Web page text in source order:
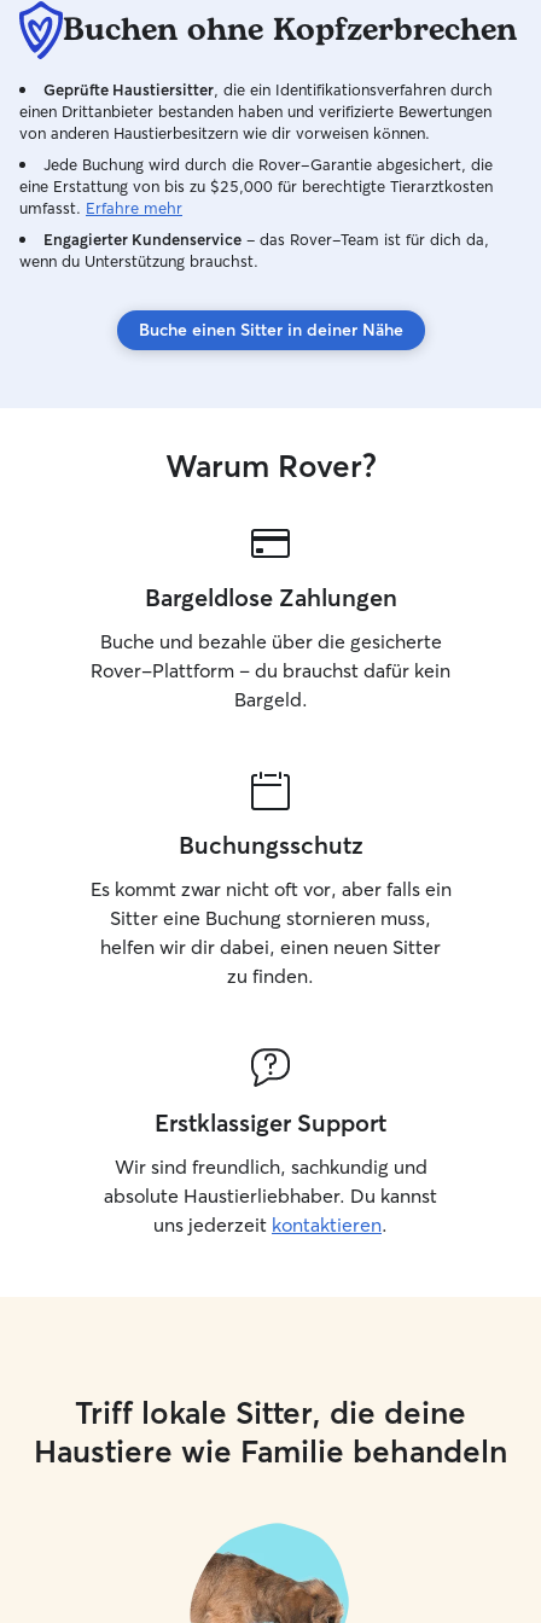
Buchen ohne Kopfzerbrechen
Geprüfte Haustiersitter , die ein Identifikationsverfahren durch
einen Drittanbieter bestanden haben und verifizierte Bewertungen
von anderen Haustierbesitzern wie dir vorweisen können.
Jede Buchung wird durch die Rover-Garantie abgesichert, die
eine Erstattung von bis zu $25,000 für berechtigte Tierarztkosten
umfasst. Erfahre mehr
Engagierter Kundenservice – das Rover-Team ist für dich da,
wenn du Unterstützung brauchst.
Buche einen Sitter in deiner Nähe
Warum Rover?
Bargeldlose Zahlungen
Buche und bezahle über die gesicherte
Rover-Plattform – du brauchst dafür kein
Bargeld.
Buchungsschutz
Es kommt zwar nicht oft vor, aber falls ein
Sitter eine Buchung stornieren muss,
helfen wir dir dabei, einen neuen Sitter
zu finden.
Erstklassiger Support
Wir sind freundlich, sachkundig und
absolute Haustierliebhaber. Du kannst
uns jederzeit kontaktieren.
Triff lokale Sitter, die deine
Haustiere wie Familie behandeln